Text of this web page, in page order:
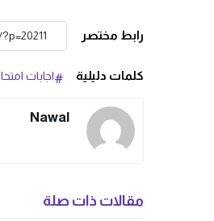
رابط مختصر
كلمات دليلية اجابات
Nawal
مقالات ذات صلة